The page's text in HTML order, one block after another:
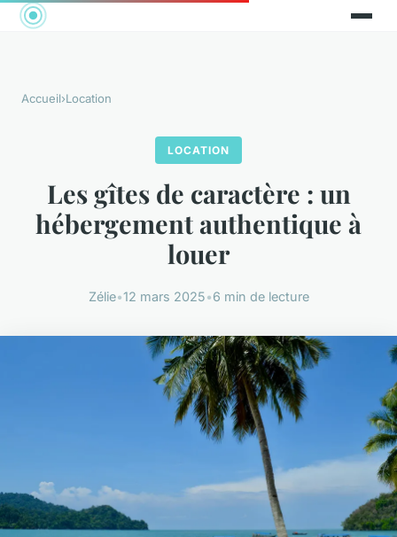
Accueil›Location
LOCATION
Les gîtes de caractère : un
hébergement authentique à
louer
Zélie•12 mars 2025•6 min de lecture